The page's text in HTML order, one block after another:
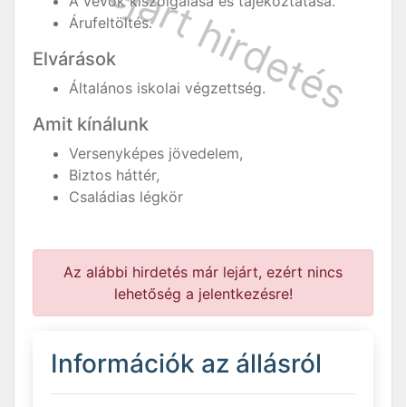
Árufeltöltés.
Elvárások
Általános iskolai végzettség.
Amit kínálunk
Versenyképes jövedelem,
Biztos háttér,
Családias légkör
Az alábbi hirdetés már lejárt, ezért nincs
lehetőség a jelentkezésre!
Információk az állásról